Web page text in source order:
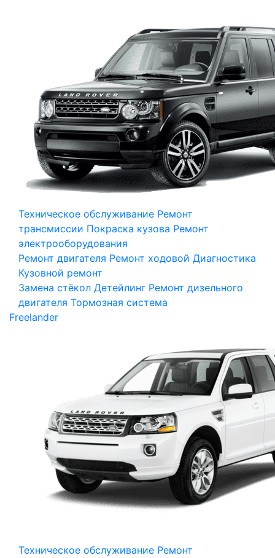
Техническое обслуживание Ремонт
трансмиссии Покраска кузова Ремонт
электрооборудования
Ремонт двигателя Ремонт ходовой Диагностика
Кузовной ремонт
Замена стёкол Детейлинг Ремонт дизельного
двигателя Тормозная система
Freelander
Техническое обслуживание Ремонт